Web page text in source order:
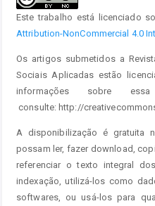
Este trabalho está licenciado
Attribution-NonCommercial 4.0
Os artigos submetidos a
Sociais Aplicadas estão
informações sobre
consulte: http://
A disponibilização é gratuita
possam ler, fazer download,
referenciar o texto integral
indexação, utilizá-los como
softwares, ou usá-los para